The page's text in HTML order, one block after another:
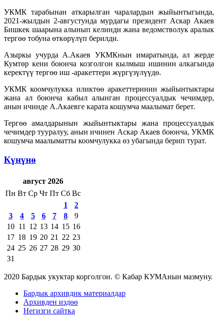
УКМК тарабынан аткарылган чаралардын жыйынтыгында,
2021-жылдын 2-августунда мурдагы президент Аскар Акаев
Бишкек шаарына алынып келинди жана ведомстволук аралык
тергөө тобуна өткөрүлүп берилди.
Азыркы учурда А.Акаев УКМКнын имаратында, ал жерде
Кумтөр кени боюнча козголгон кылмыш ишинин алкагында
керектүү тергөө иш -аракеттери жүргүзүлүүдө.
УКМК коомчулукка иликтөө аракеттеринин жыйынтыктары
жана ал боюнча кабыл алынган процессуалдык чечимдер,
анын ичинде А.Акаевге карата кошумча маалымат берет.
Тергөө амалдарынын жыйынтыктары жана процессуалдык
чечимдер тууралуу, анын ичинен Аскар Акаев боюнча, УКМК
кошумча маалыматты коомчулукка өз убагында берип турат.
Күнүнө
август 2026
Пн Вт Ср Чт Пт Сб Вс
1
2
3
4 5 6 7 8
9
10 11 12 13 14 15 16
17 18 19 20 21 22 23
24 25 26 27 28 29 30
31
2020 Бардык укуктар корголгон. © Кабар КУМАнын мазмуну.
Бардык архивдик материалдар
Архивден издөө
Негизги сайтка